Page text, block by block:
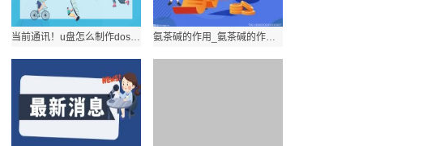
当前通讯！u盘怎么制作dos启动盘_制作u盘dos启动系统盘 氨茶碱的作用_氨茶碱的作用介绍 视讯